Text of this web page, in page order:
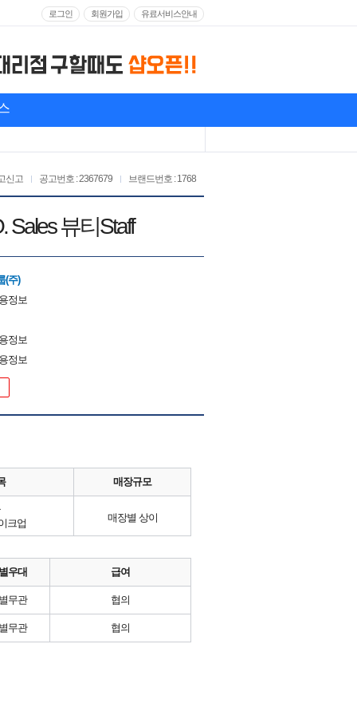
로그인 회원가입 유료서비스안내
브랜드번호 : 1768
공고번호 : 2367679
신고
뷰티Staff
(주)
정보
정보
정보
매장규모
크업
매장별 상이
우대 급여
무관 협의
무관 협의